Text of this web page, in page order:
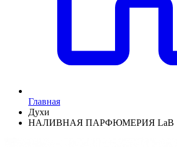
Главная
Духи
НАЛИВНАЯ ПАРФЮМЕРИЯ LaB